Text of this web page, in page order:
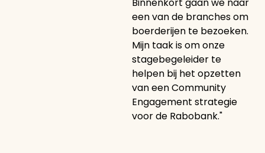
een van de branches om
boerderijen te bezoeken.
Mijn taak is om onze
stagebegeleider te
helpen bij het opzetten
van een Community
Engagement strategie
voor de Rabobank."